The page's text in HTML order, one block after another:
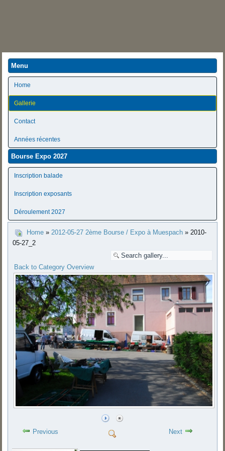
Menu
Home
Gallerie
Contact
Années récentes
Bourse Expo 2027
Inscription balade
Inscription exposants
Déroulement 2027
Home »2012-05-27 2ème Bourse / Expo à Muespach» 2010-
05-27_2
Back to Category Overview
Previous Next